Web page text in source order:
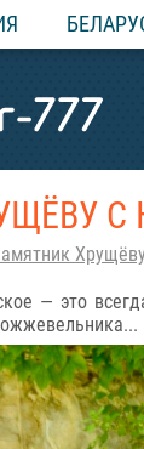
С
— это